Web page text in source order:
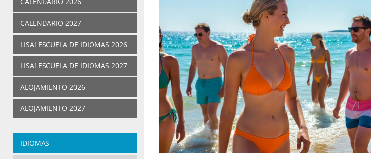
CALENDARIO 2026
CALENDARIO 2027
LISA! ESCUELA DE IDIOMAS 2026
LISA! ESCUELA DE IDIOMAS 2027
ALOJAMIENTO 2026
ALOJAMIENTO 2027
IDIOMAS